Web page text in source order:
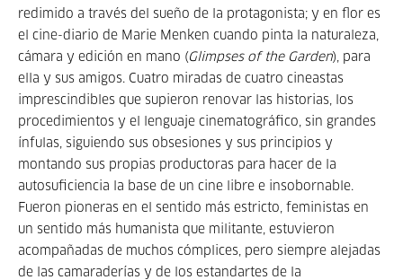
redimido a través del sueño de la protagonista; y en flor es
el cine-diario de Marie Menken cuando pinta la naturaleza,
cámara y edición en mano (Glimpses of the Garden), para
ella y sus amigos. Cuatro miradas de cuatro cineastas
imprescindibles que supieron renovar las historias, los
procedimientos y el lenguaje cinematográfico, sin grandes
ínfulas, siguiendo sus obsesiones y sus principios y
montando sus propias productoras para hacer de la
autosuficiencia la base de un cine libre e insobornable.
Fueron pioneras en el sentido más estricto, feministas en
un sentido más humanista que militante, estuvieron
acompañadas de muchos cómplices, pero siempre alejadas
de las camaraderías y de los estandartes de la